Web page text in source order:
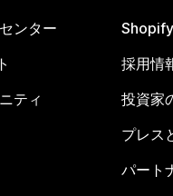
ンター
ティ
採用情
投資家
プレス
パート